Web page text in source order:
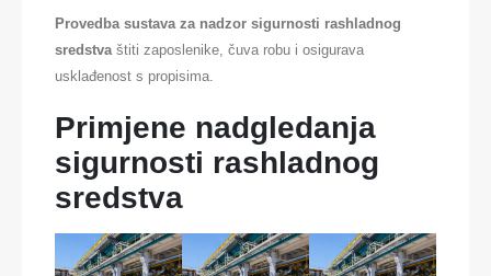
Provedba sustava za nadzor sigurnosti rashladnog
sredstvaštiti zaposlenike, čuva robu i osigurava
usklađenost s propisima.
Primjene nadgledanja
sigurnosti rashladnog
sredstva